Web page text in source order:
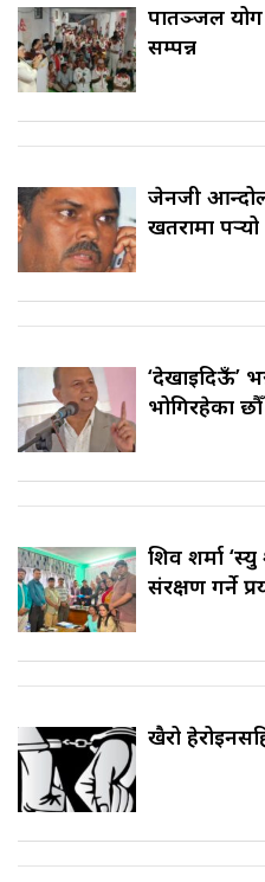
पातञ्जल योग
सम्पन्न
जेनजी
खतरामा
‘देखाइदिऊँ’
भोगिरहेका
शिव शर्मा
संरक्षण गर्ने
खैरो